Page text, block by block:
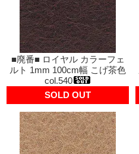
■廃番■ ロイヤル カラーフェ
ルト 1mm 100cm幅 こげ茶色
col.540
SOLD OUT